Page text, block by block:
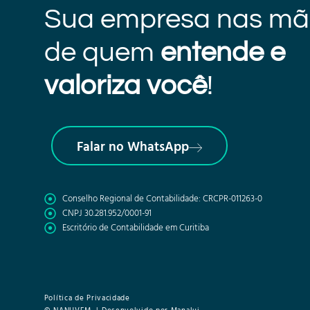
Sua empresa nas
de quem entende e
valoriza você!
Falar no WhatsApp
Conselho Regional de Contabilidade: CRCPR-011263-0
CNPJ 30.281.952/0001-91
Escritório de Contabilidade em Curitiba
Política de Privacidade